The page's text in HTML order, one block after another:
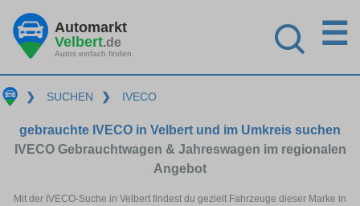
Automarkt
Velbert.de
Autos einfach finden
☰
❯ SUCHEN ❯ IVECO
gebrauchte IVECO in Velbert und im Umkreis suchen
IVECO Gebrauchtwagen & Jahreswagen im regionalen
Angebot
Mit der IVECO-Suche in Velbert findest du gezielt Fahrzeuge dieser Marke in